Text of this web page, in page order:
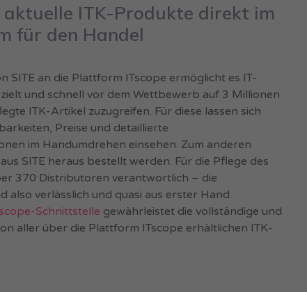
aktuelle ITK-Produkte direkt im
für den Handel
SITE an die Plattform ITscope ermöglicht es IT-
und schnell vor dem Wettbewerb auf 3 Millionen
ITK-Artikel zuzugreifen. Für diese lassen sich
Preise und detaillierte
im Handumdrehen einsehen. Zum anderen
SITE heraus bestellt werden. Für die Pflege des
370 Distributoren verantwortlich – die
also verlässlich und quasi aus erster Hand.
Schnittstelle gewährleistet die vollständige und
aller über die Plattform ITscope erhältlichen ITK-